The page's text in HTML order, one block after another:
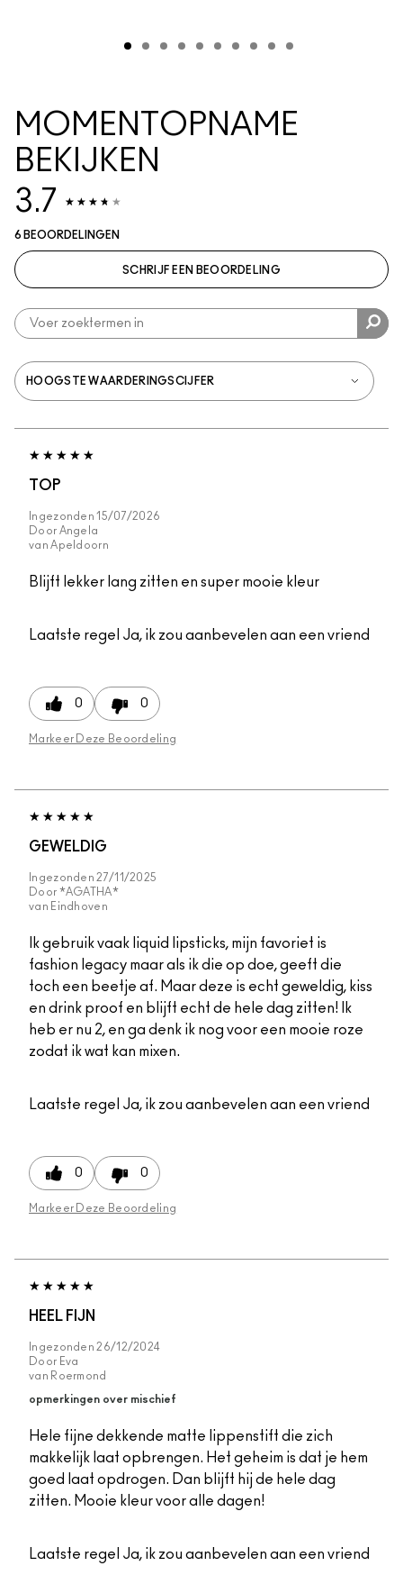
MOMENTOPNAME
BEKIJKEN
3.7
6 BEOORDELINGEN
SCHRIJF EEN BEOORDELING
TOP
Ingezonden15/07/2026
Door Angela
van Apeldoorn
Blijft lekker lang zitten en super mooie kleur
Laatste regel Ja, ik zou aanbevelen aan een vriend
0 0
Markeer Deze Beoordeling
GEWELDIG
Ingezonden 27/11/2025
Door *AGATHA*
van Eindhoven
Ik gebruik vaak liquid lipsticks, mijn favoriet is
fashion legacy maar als ik die op doe, geeft die
toch een beetje af. Maar deze is echt geweldig, kiss
en drink proof en blijft echt de hele dag zitten! Ik
heb er nu 2, en ga denk ik nog voor een mooie roze
zodat ik wat kan mixen.
Laatste regel Ja, ik zou aanbevelen aan een vriend
0 0
Markeer Deze Beoordeling
HEEL FIJN
Ingezonden 26/12/2024
Door Eva
van Roermond
opmerkingen over mischief
Hele fijne dekkende matte lippenstift die zich
makkelijk laat opbrengen. Het geheim is dat je hem
goed laat opdrogen. Dan blijft hij de hele dag
zitten. Mooie kleur voor alle dagen!
Laatste regel Ja, ik zou aanbevelen aan een vriend